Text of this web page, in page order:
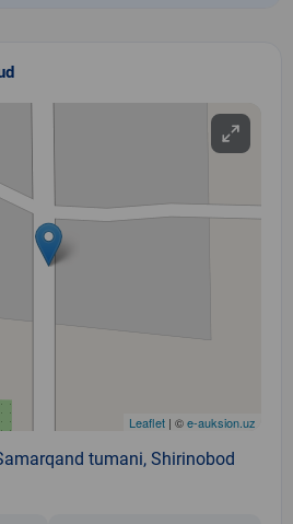
Leaflet | ©e-auksion.uz
tumani, Shirinobod